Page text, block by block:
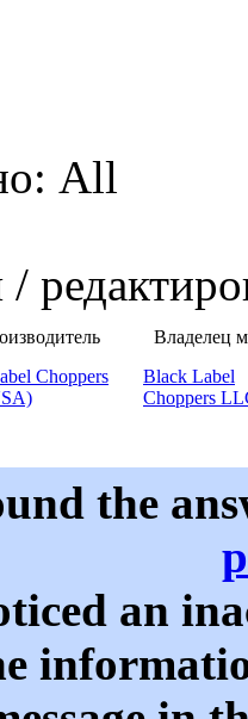
All
/
Владелец
Choppers
Black Label
Choppers
the
an